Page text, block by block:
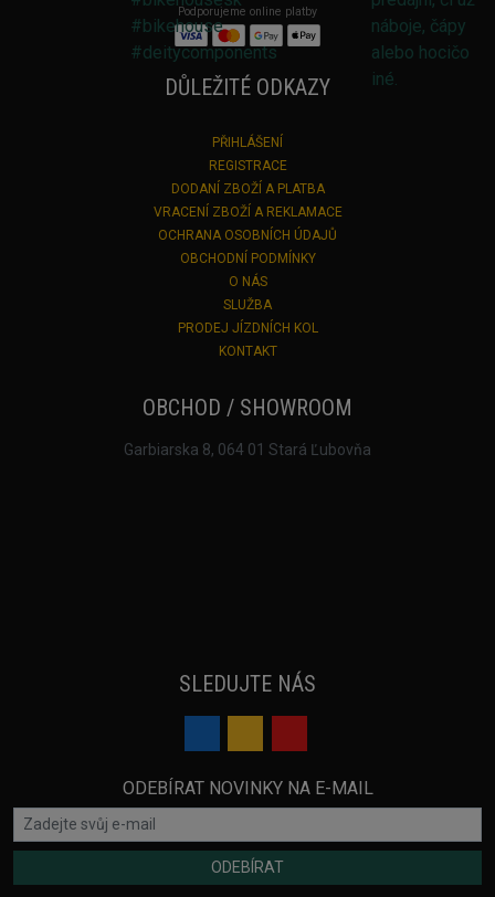
Podporujeme online platby
DŮLEŽITÉ ODKAZY
PŘIHLÁŠENÍ
REGISTRACE
DODANÍ ZBOŽÍ A PLATBA
VRACENÍ ZBOŽÍ A REKLAMACE
OCHRANA OSOBNÍCH ÚDAJŮ
OBCHODNÍ PODMÍNKY
O NÁS
SLUŽBA
PRODEJ JÍZDNÍCH KOL
KONTAKT
OBCHOD / SHOWROOM
Garbiarska 8, 064 01 Stará Ľubovňa
SLEDUJTE NÁS
ODEBÍRAT NOVINKY NA E-MAIL
ODEBÍRAT